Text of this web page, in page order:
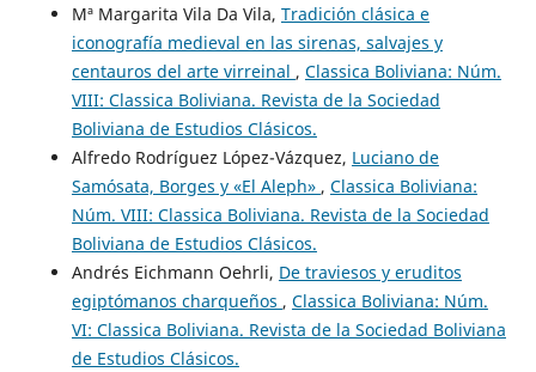
Mª Margarita Vila Da Vila, Tradición clásica e
iconografía medieval en las sirenas, salvajes y
centauros del arte virreinal , Classica Boliviana: Núm.
VIII: Classica Boliviana. Revista de la Sociedad
Boliviana de Estudios Clásicos.
Alfredo Rodríguez López-Vázquez, Luciano de
Samósata, Borges y «El Aleph» , Classica Boliviana:
Núm. VIII: Classica Boliviana. Revista de la Sociedad
Boliviana de Estudios Clásicos.
Andrés Eichmann Oehrli, De traviesos y eruditos
egiptómanos charqueños , Classica Boliviana: Núm.
VI: Classica Boliviana. Revista de la Sociedad Boliviana
de Estudios Clásicos.